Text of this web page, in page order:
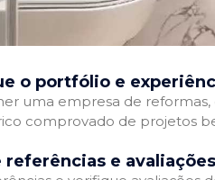
o portfólio e
uma empresa de
comprovado de projetos
referências e avaliações